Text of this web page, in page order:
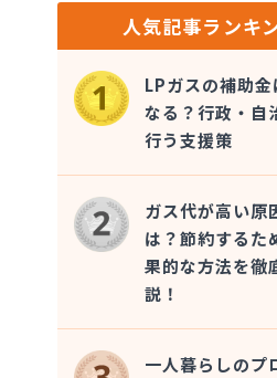
人気記事ランキ
LPガスの補助金
なる？行政・自
行う支援策
ガス代が高い原
は？節約するた
果的な方法を徹
説！
一人暮らしのプ